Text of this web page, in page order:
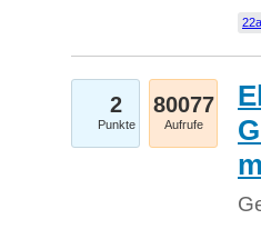
2
Punkte
80077
Aufrufe